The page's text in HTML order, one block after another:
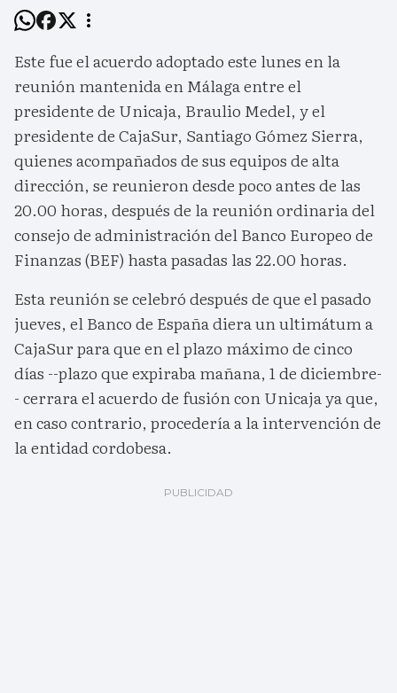
Este fue el acuerdo adoptado este lunes en la
reunión mantenida en Málaga entre el
presidente de Unicaja, Braulio Medel, y el
presidente de CajaSur, Santiago Gómez Sierra,
quienes acompañados de sus equipos de alta
dirección, se reunieron desde poco antes de las
20.00 horas, después de la reunión ordinaria del
consejo de administración del Banco Europeo de
Finanzas (BEF) hasta pasadas las 22.00 horas.
Esta reunión se celebró después de que el pasado
jueves, el Banco de España diera un ultimátum a
CajaSur para que en el plazo máximo de cinco
días --plazo que expiraba mañana, 1 de diciembre-
- cerrara el acuerdo de fusión con Unicaja ya que,
en caso contrario, procedería a la intervención de
la entidad cordobesa.